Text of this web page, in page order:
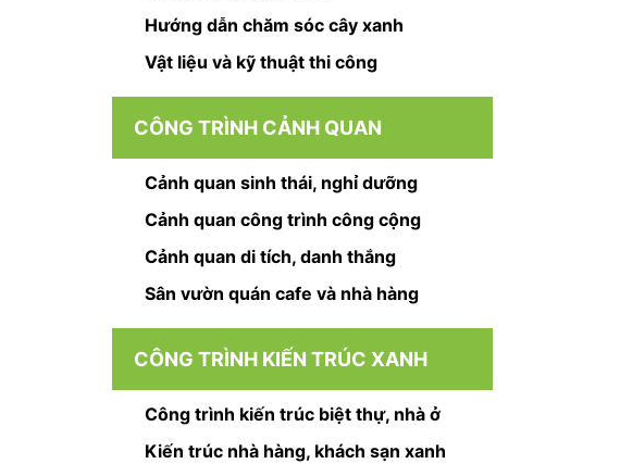
Hướng dẫn chăm sóc cây xanh
Vật liệu và kỹ thuật thi công
CÔNG TRÌNH CẢNH QUAN
Cảnh quan sinh thái, nghỉ dưỡng
Cảnh quan công trình công cộng
Cảnh quan di tích, danh thắng
Sân vườn quán cafe và nhà hàng
CÔNG TRÌNH KIẾN TRÚC XANH
Công trình kiến trúc biệt thự, nhà ở
Kiến trúc nhà hàng, khách sạn xanh